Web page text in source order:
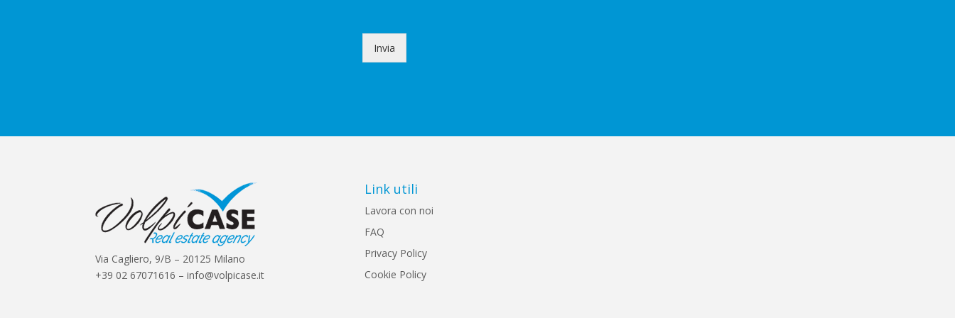
e
c
b
Invia
Via Cagliero, 9/B – 20125 Milano
+39 02 67071616 – info@volpicase.it
Link utili
Lavora con noi
FAQ
Privacy Policy
Cookie Policy